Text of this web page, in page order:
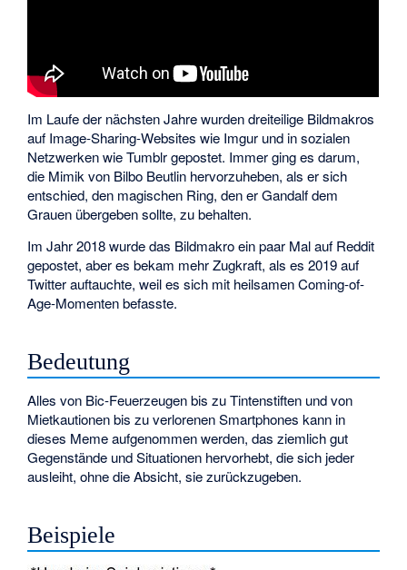
Im Laufe der nächsten Jahre wurden dreiteilige Bildmakros
auf Image-Sharing-Websites wie Imgur und in sozialen
Netzwerken wie Tumblr gepostet. Immer ging es darum,
die Mimik von Bilbo Beutlin hervorzuheben, als er sich
entschied, den magischen Ring, den er Gandalf dem
Grauen übergeben sollte, zu behalten.
Im Jahr 2018 wurde das Bildmakro ein paar Mal auf Reddit
gepostet, aber es bekam mehr Zugkraft, als es 2019 auf
Twitter auftauchte, weil es sich mit heilsamen Coming-of-
Age-Momenten befasste.
Bedeutung
Alles von Bic-Feuerzeugen bis zu Tintenstiften und von
Mietkautionen bis zu verlorenen Smartphones kann in
dieses Meme aufgenommen werden, das ziemlich gut
Gegenstände und Situationen hervorhebt, die sich jeder
ausleiht, ohne die Absicht, sie zurückzugeben.
Beispiele